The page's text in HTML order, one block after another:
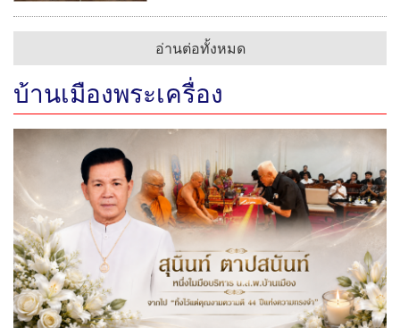
อ่านต่อทั้งหมด
บ้านเมืองพระเครื่อง